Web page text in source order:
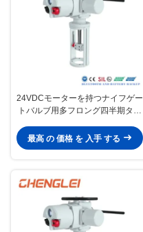
24VDCモーターを持つナイフゲー
トバルブ用多フロング四半期ター
チュエーター
最高 の 価格 を 入手 する